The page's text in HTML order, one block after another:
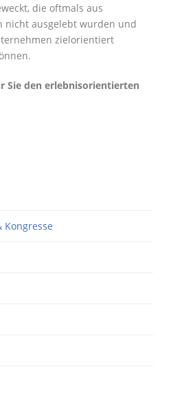
die oftmals aus
nicht ausgelebt wurden und
zielorientiert
Sie den erlebnisorientierten
Kongresse